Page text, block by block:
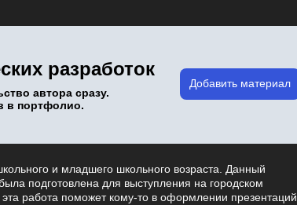
разработок
автора сразу.
в портфолио.
Добавить материал
и младшего школьного возраста. Данный
подготовлена для выступления на городском
работа поможет кому-то в оформлении презентаций